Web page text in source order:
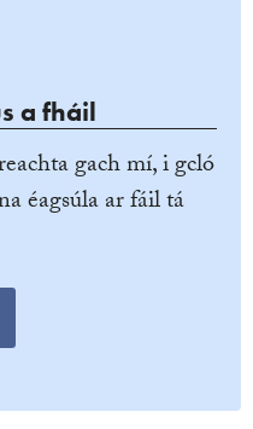
a fháil
gach mí, i gcló
éagsúla ar fáil tá